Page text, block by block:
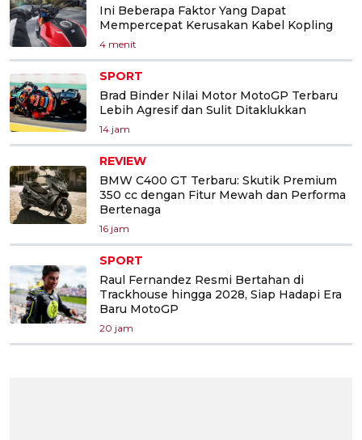
Ini Beberapa Faktor Yang Dapat
Mempercepat Kerusakan Kabel Kopling
4 menit
SPORT
Brad Binder Nilai Motor MotoGP Terbaru
Lebih Agresif dan Sulit Ditaklukkan
14 jam
REVIEW
BMW C400 GT Terbaru: Skutik Premium
350 cc dengan Fitur Mewah dan Performa
Bertenaga
16 jam
SPORT
Raul Fernandez Resmi Bertahan di
Trackhouse hingga 2028, Siap Hadapi Era
Baru MotoGP
20 jam